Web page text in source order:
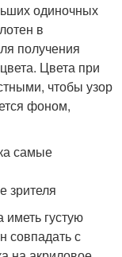
одиночных
в
получения
Цвета при
чтобы узор
фоном,
самые
зрителя
густую
совпадать с